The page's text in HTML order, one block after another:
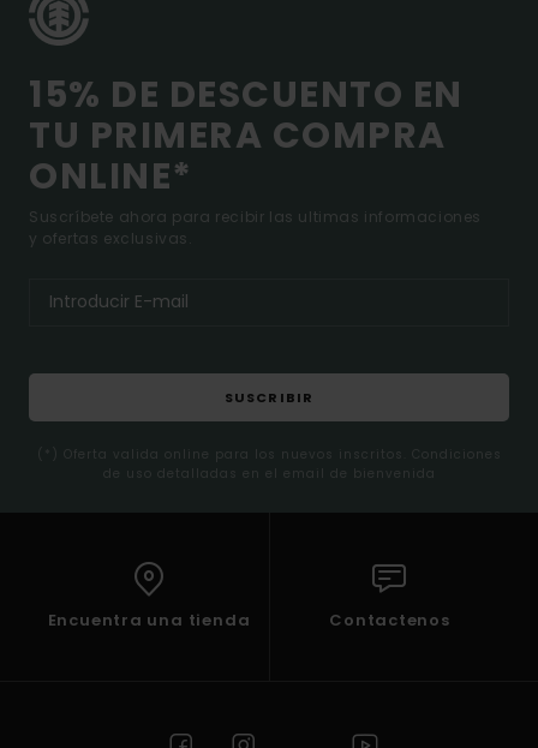
15% DE DESCUENTO EN
TU PRIMERA COMPRA
ONLINE*
Suscríbete ahora para recibir las ultimas informaciones
y ofertas exclusivas.
SUSCRIBIR
(*) Oferta valida online para los nuevos inscritos. Condiciones
de uso detalladas en el email de bienvenida
Encuentra una tienda Contactenos